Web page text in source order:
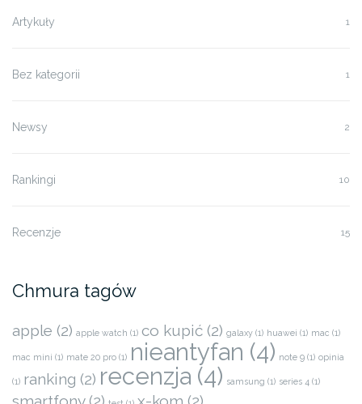
Artykuły 1
Bez kategorii 1
Newsy 2
Rankingi 10
Recenzje 15
Chmura tagów
apple (2) apple watch (1) co kupić (2) galaxy (1) huawei (1) mac (1)
mac mini (1) mate 20 pro (1) nieantyfan (4) note 9 (1) opinia
(1) ranking (2) recenzja (4) samsung (1) series 4 (1)